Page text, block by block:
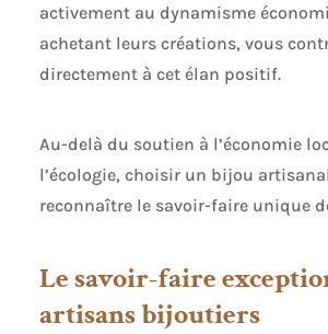
activement au dynamisme
achetant leurs créations, vous
directement à cet élan positif.
Au-delà du soutien à l’économie
l’écologie, choisir un bijou
reconnaître le savoir-faire unique
Le savoir-faire
artisans bijoutiers